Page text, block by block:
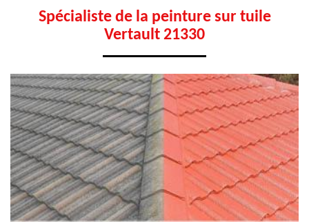
Spécialiste de la peinture sur tuile
Vertault 21330